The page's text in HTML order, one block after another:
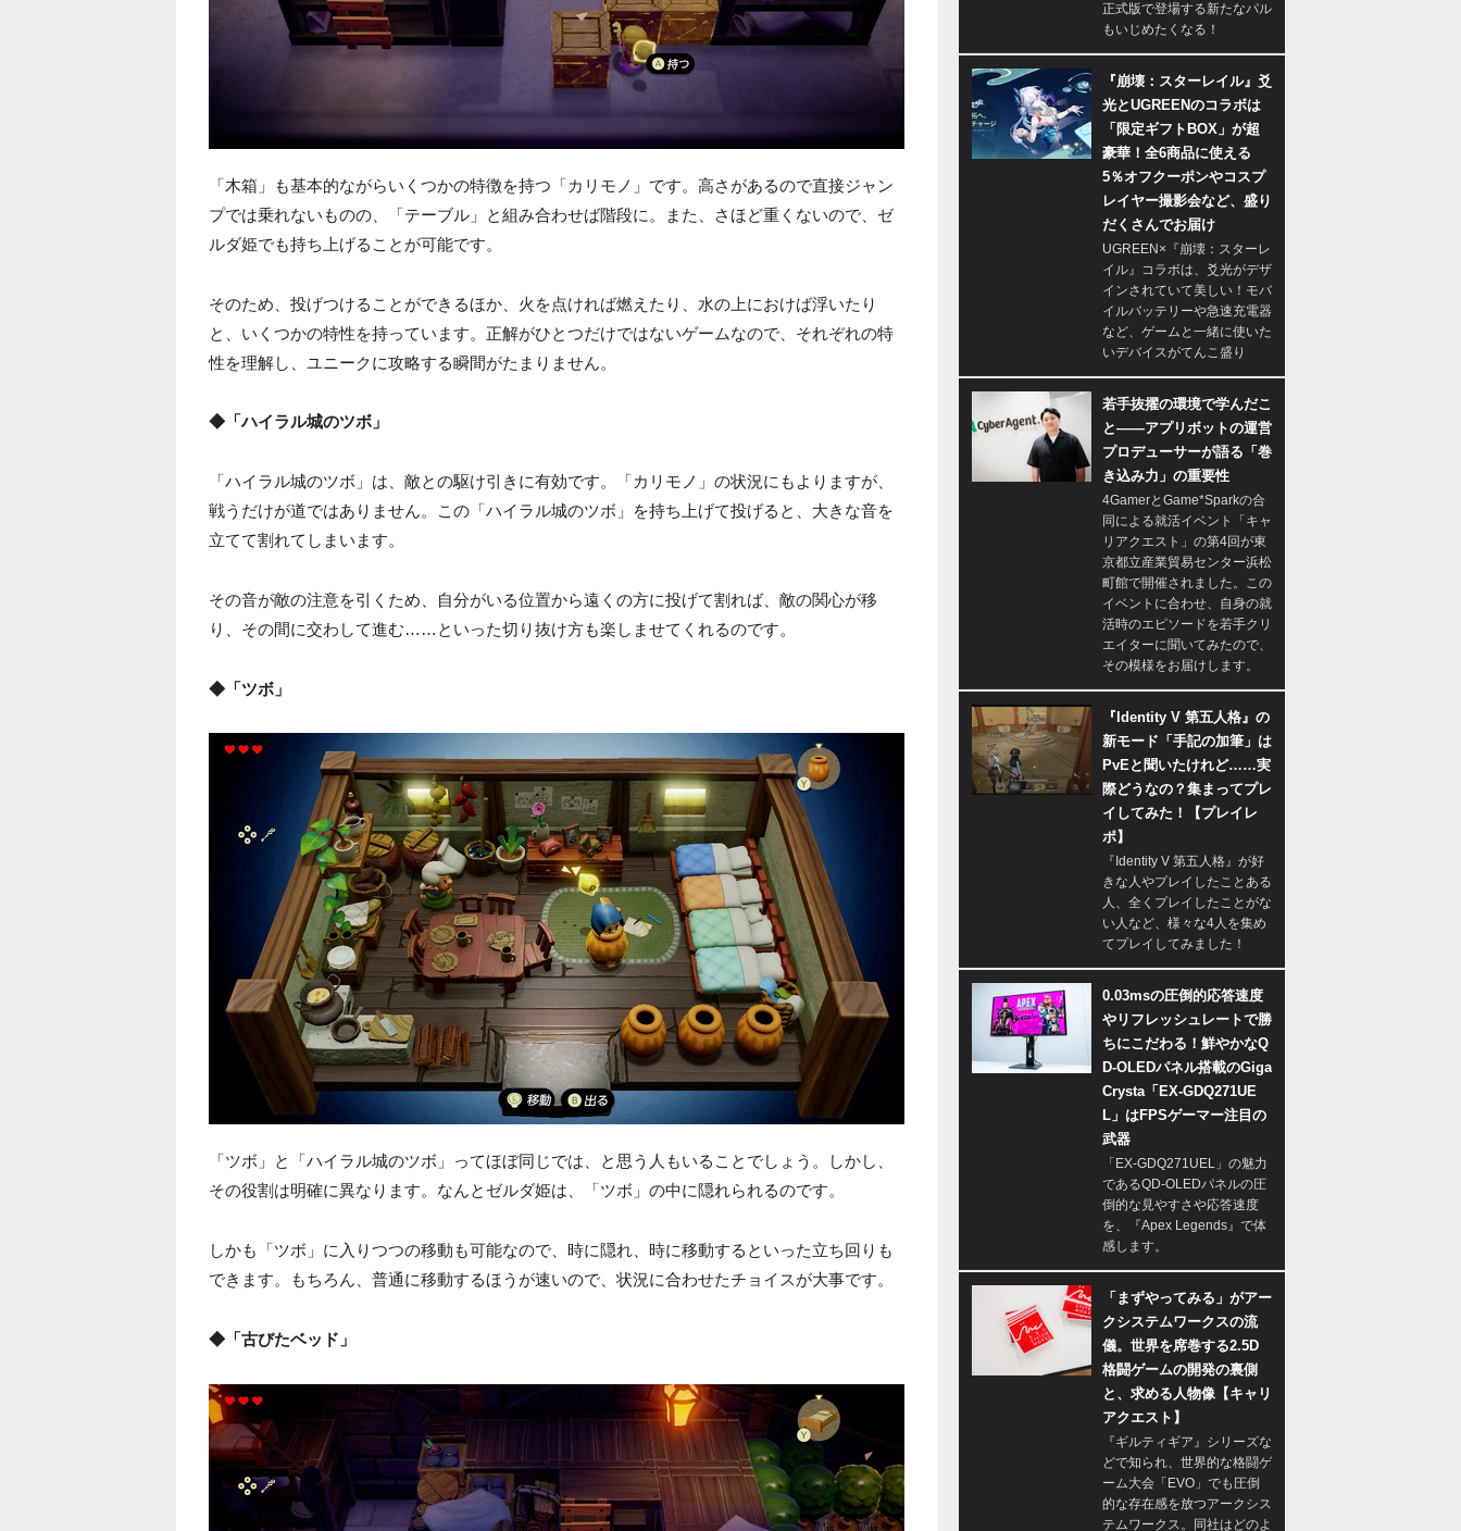
「木箱」も基本的ながらいくつかの特徴を持つ「カリモノ」です。高さがあるので直接ジャン
プでは乗れないものの、「テーブル」と組み合わせば階段に。また、さほど重くないので、ゼ
ルダ姫でも持ち上げることが可能です。
そのため、投げつけることができるほか、火を点ければ燃えたり、水の上におけば浮いたり
と、いくつかの特性を持っています。正解がひとつだけではないゲームなので、それぞれの特
性を理解し、ユニークに攻略する瞬間がたまりません。
◆「ハイラル城のツボ」
「ハイラル城のツボ」は、敵との駆け引きに有効です。「カリモノ」の状況にもよりますが、
戦うだけが道ではありません。この「ハイラル城のツボ」を持ち上げて投げると、大きな音を
立てて割れてしまいます。
その音が敵の注意を引くため、自分がいる位置から遠くの方に投げて割れば、敵の関心が移
り、その間に交わして進む……といった切り抜け方も楽しませてくれるのです。
◆「ツボ」
「ツボ」と「ハイラル城のツボ」ってほぼ同じでは、と思う人もいることでしょう。しかし、
その役割は明確に異なります。なんとゼルダ姫は、「ツボ」の中に隠れられるのです。
しかも「ツボ」に入りつつの移動も可能なので、時に隠れ、時に移動するといった立ち回りも
できます。もちろん、普通に移動するほうが速いので、状況に合わせたチョイスが大事です。
◆「古びたベッド」
正式版で登場する新たなパル
もいじめたくなる！
『崩壊：スターレイル』爻
光とUGREENのコラボは
「限定ギフトBOX」が超
豪華！全6商品に使える
5％オフクーポンやコスプ
レイヤー撮影会など、盛り
だくさんでお届け
UGREEN×『崩壊：スターレ
イル』コラボは、爻光がデザ
インされていて美しい！モバ
イルバッテリーや急速充電器
など、ゲームと一緒に使いた
いデバイスがてんこ盛り
若手抜擢の環境で学んだこ
と――アプリボットの運営
プロデューサーが語る「巻
き込み力」の重要性
4GamerとGame*Sparkの合
同による就活イベント「キャ
リアクエスト」の第4回が東
京都立産業貿易センター浜松
町館で開催されました。この
イベントに合わせ、自身の就
活時のエピソードを若手クリ
エイターに聞いてみたので、
その模様をお届けします。
『Identity V 第五人格』の
新モード「手記の加筆」は
PvEと聞いたけれど……実
際どうなの？集まってプレ
イしてみた！【プレイレ
ポ】
『Identity V 第五人格』が好
きな人やプレイしたことある
人、全くプレイしたことがな
い人など、様々な4人を集め
てプレイしてみました！
0.03msの圧倒的応答速度
やリフレッシュレートで勝
ちにこだわる！鮮やかなQ
D-OLEDパネル搭載のGiga
Crysta「EX-GDQ271UE
L」はFPSゲーマー注目の
武器
「EX-GDQ271UEL」の魅力
であるQD-OLEDパネルの圧
倒的な見やすさや応答速度
を、『Apex Legends』で体
感します。
「まずやってみる」がアー
クシステムワークスの流
儀。世界を席巻する2.5D
格闘ゲームの開発の裏側
と、求める人物像【キャリ
アクエスト】
『ギルティギア』シリーズな
どで知られ、世界的な格闘ゲ
ーム大会「EVO」でも圧倒
的な存在感を放つアークシス
テムワークス。同社はどのよ